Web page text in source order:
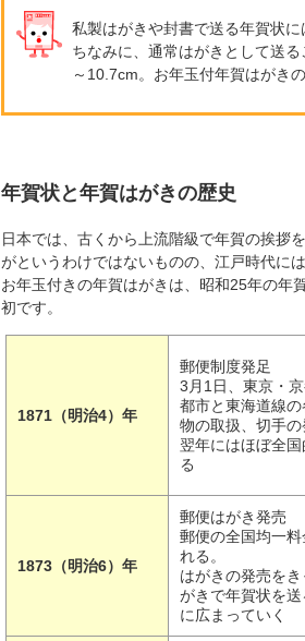
私製はがきや封書で送る年賀状
ちなみに、通常はがきとして送
～10.7cm。お年玉付年賀はがき
年賀状と年賀はがきの歴史
日本では、古くから上流階級で年賀の挨拶
がというわけではないものの、江戸時代に
お年玉付きの年賀はがきは、昭和25年の年
初です。
1871（明治4）年
郵便制度発足
3月1日、東京・
都市と東海道線
物の取扱、切手
翌年にはほぼ全
る
1873（明治6）年
郵便はがき発売
郵便の全国均一料
れる。
はがきの発売を
がきで年賀状を
に広まっていく